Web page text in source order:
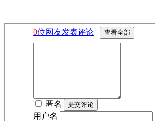
0位网友发表评论
匿名
用户名